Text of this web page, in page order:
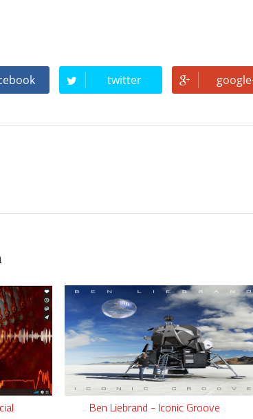
🥊 ¿Michael Jackson golpeó a Tupac? El rumor
Recordando New Order - Be a Rebel el regreso
Modern Talking: ¿Debe volver el dúo más famoso del
twitter
Ben Liebrand - Iconic Groove